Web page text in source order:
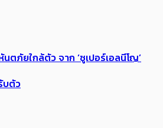
นตภัยใกล้ตัว จาก ‘ซูเปอร์เอลนีโญ’
บตัว